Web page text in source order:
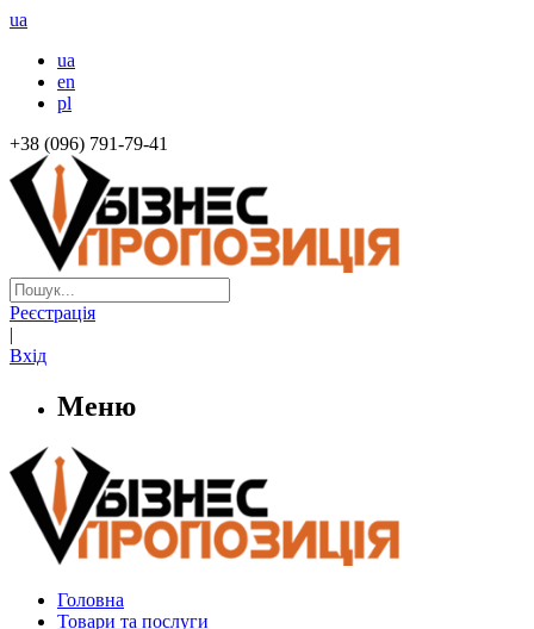
ua
ua
en
pl
+38 (096) 791-79-41
Реєстрація
|
Вхід
Меню
Головна
Товари та послуги